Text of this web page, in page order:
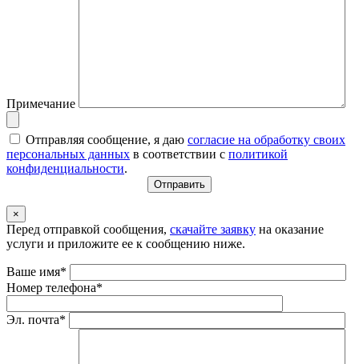
Примечание
Отправляя сообщение, я даю согласие на обработку своих
персональных данных в соответствии с политикой
конфиденциальности.
×
Перед отправкой сообщения, скачайте заявку на оказание
услуги и приложите ее к сообщению ниже.
Ваше имя*
Номер телефона*
Эл. почта*